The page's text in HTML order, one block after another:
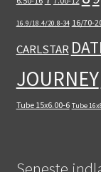
16.9/18.4/20.8-34 16/70-
CARLSTAR
JOURNEY
Tube 15x6.00-6 Tube